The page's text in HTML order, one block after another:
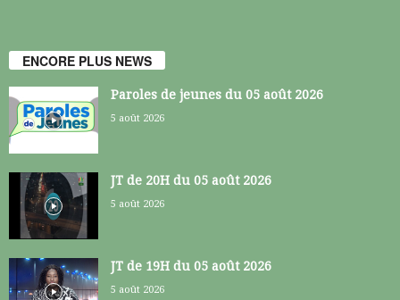
ENCORE PLUS NEWS
Paroles de jeunes du 05 août 2026
5 août 2026
JT de 20H du 05 août 2026
5 août 2026
JT de 19H du 05 août 2026
5 août 2026